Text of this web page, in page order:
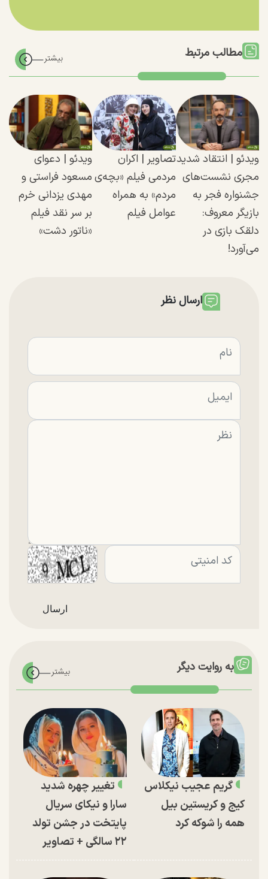
مطالب مرتبط
ویدئو |‌ انتقاد شدید
مجری نشست‌های
جشنواره فجر به
بازیگر معروف:‌
دلقک بازی در
می‌آورد!
تصاویر | اکران
مردمی فیلم «بچه‌ی
مردم» به همراه
عوامل فیلم
ویدئو | دعوای
مسعود فراستی و
مهدی یزدانی خرم
بر سر نقد فیلم
«ناتور دشت»
ارسال نظر
به روایت دیگر
گریم عجیب نیکلاس
کیج و کریستین بیل
همه را شوکه کرد
تغییر چهره شدید
سارا و نیکای سریال
پایتخت در جشن تولد
۲۲ سالگی + تصاویر